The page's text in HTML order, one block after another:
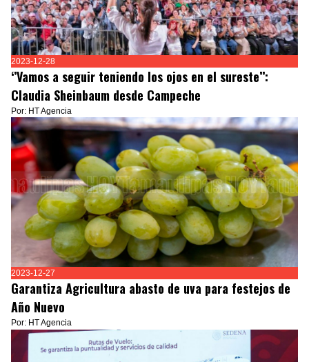
2023-12-28
‘’Vamos a seguir teniendo los ojos en el sureste’’:
Claudia Sheinbaum desde Campeche
Por: HT Agencia
2023-12-27
Garantiza Agricultura abasto de uva para festejos de
Año Nuevo
Por: HT Agencia